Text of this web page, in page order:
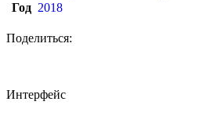
Год 2018
Поделиться:
Интерфейс